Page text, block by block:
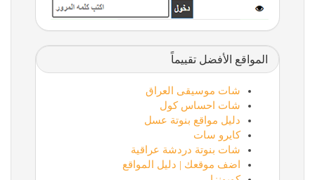
المواقع الأفضل تقييماً
شات موسيقى العراق
شات احساس كول
دليل مواقع بنوتة عسل
كايرو سات
شات بنوتة دردشة عراقية
اضف موقعك | دليل المواقع